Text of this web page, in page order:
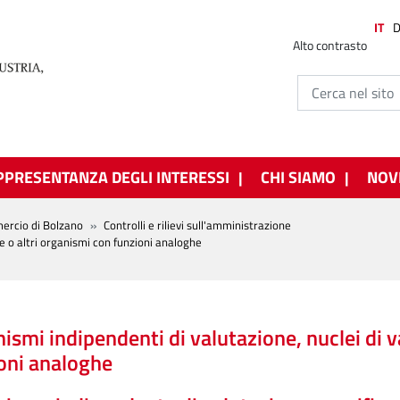
Alto contrasto
IT
DEGLI INTERESSI CHI SIAMO
di Bolzano
Controlli e rilievi sull'amministrazione
o altri organismi con funzioni analoghe
indipendenti di valutazione, nuclei di
analoghe